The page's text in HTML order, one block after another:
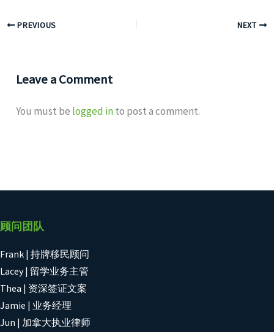
PREVIOUS NEXT
Leave a Comment
You must be logged into post a comment.
顾问团队
Frank | 持牌移民顾问
Lacey | 留学业务主管
Thea | 资深签证文案
Jamie | 业务经理
Jun | 加拿大执业律师